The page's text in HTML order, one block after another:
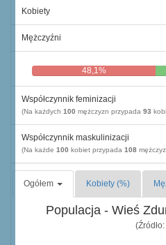
Kobiety
Mężczyźni
48,1%
Współczynnik feminizacji
(Na każdych 100 mężczyzn przypada 93
Współczynnik maskulinizacji
(Na każde 100 kobiet przypada 108
Ogółem Kobiety (%)
Populacja - Wieś